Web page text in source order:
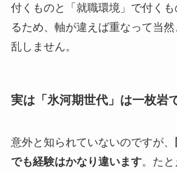
付くものと「就職環境」で付く
るため、軸が違えば重なって当
乱しません。
実は「氷河期世代」は一枚岩
意外と知られていないのですが、
でも経験はかなり違います。た